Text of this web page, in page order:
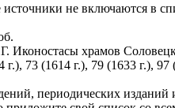
не включаются в
Иконостасы храмов
(1614 г.), 79 (1633 г.), 97
периодических